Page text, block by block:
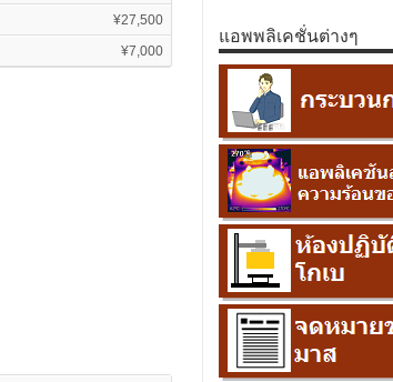
¥27,500
¥7,000
แอพพลิเคชั่นต่างๆ